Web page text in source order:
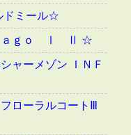
ドミール☆
ｒａｇｏ Ⅰ Ⅱ ☆
ャーメゾン ＩＮＦ
ローラルコートⅢ